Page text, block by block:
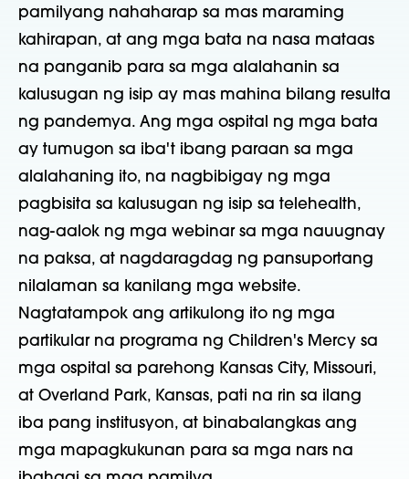
pamilyang nahaharap sa mas maraming
kahirapan, at ang mga bata na nasa mataas
na panganib para sa mga alalahanin sa
kalusugan ng isip ay mas mahina bilang resulta
ng pandemya. Ang mga ospital ng mga bata
ay tumugon sa iba't ibang paraan sa mga
alalahaning ito, na nagbibigay ng mga
pagbisita sa kalusugan ng isip sa telehealth,
nag-aalok ng mga webinar sa mga nauugnay
na paksa, at nagdaragdag ng pansuportang
nilalaman sa kanilang mga website.
Nagtatampok ang artikulong ito ng mga
partikular na programa ng Children's Mercy sa
mga ospital sa parehong Kansas City, Missouri,
at Overland Park, Kansas, pati na rin sa ilang
iba pang institusyon, at binabalangkas ang
mga mapagkukunan para sa mga nars na